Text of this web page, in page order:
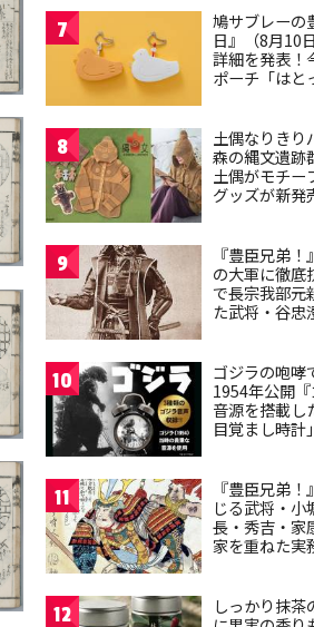
7
鳩サブレーの
日』（8月10
詳細を発表！
ポーチ「はと
8
土偶なりきり
森の縄文遺跡
土偶がモチー
グッズが新発
9
『豊臣兄弟
の大軍に徹底
で長宗我部元
た武将・谷忠
10
ゴジラの咆
1954年公開
音源を搭載し
目覚まし時計
11
『豊臣兄弟
じる武将・小
長・秀吉・家
家を重ねた実
12
しっかり抹茶